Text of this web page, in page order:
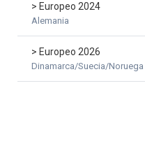
> Europeo 2024
Alemania
> Europeo 2026
Dinamarca/Suecia/Noruega